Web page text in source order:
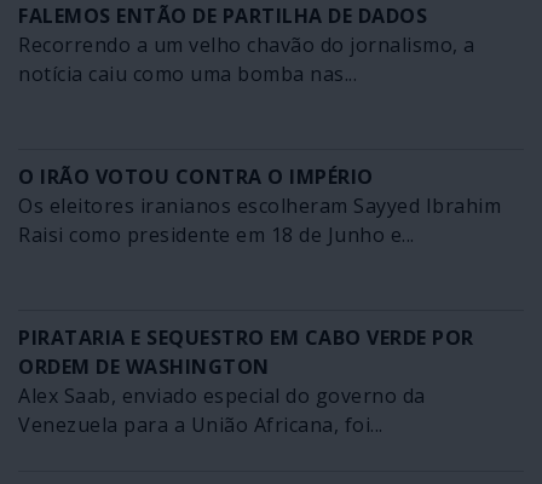
FALEMOS ENTÃO DE PARTILHA DE DADOS
Recorrendo a um velho chavão do jornalismo, a
notícia caiu como uma bomba nas...
O IRÃO VOTOU CONTRA O IMPÉRIO
Os eleitores iranianos escolheram Sayyed Ibrahim
Raisi como presidente em 18 de Junho e...
PIRATARIA E SEQUESTRO EM CABO VERDE POR
ORDEM DE WASHINGTON
Alex Saab, enviado especial do governo da
Venezuela para a União Africana, foi...